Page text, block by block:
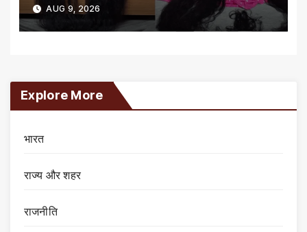
AUG 9, 2026
Explore More
भारत
राज्य और शहर
राजनीति